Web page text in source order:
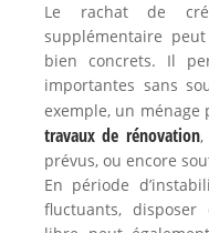
Le rachat de
supplémentaire
bien concrets. Il
importantes sans
exemple, un
travaux de rénovation,
prévus, ou encore
En période
fluctuants, disposer